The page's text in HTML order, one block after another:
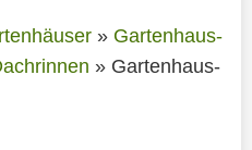
» Gartenhaus-
» Gartenhaus-